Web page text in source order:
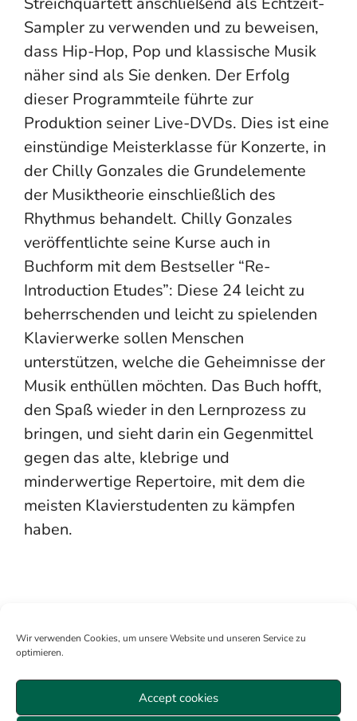
Wir verwenden Cookies, um unsere Website und unseren Service zu
optimieren.
Accept cookies
Sampler zu verwenden und zu beweisen,
dass Hip-Hop, Pop und klassische Musik
näher sind als Sie denken. Der Erfolg
dieser Programmteile führte zur
Produktion seiner Live-DVDs. Dies ist eine
einstündige Meisterklasse für Konzerte, in
der Chilly Gonzales die Grundelemente
der Musiktheorie einschließlich des
Rhythmus behandelt. Chilly Gonzales
veröffentlichte seine Kurse auch in
Buchform mit dem Bestseller “Re-
Introduction Etudes”: Diese 24 leicht zu
beherrschenden und leicht zu spielenden
Klavierwerke sollen Menschen
unterstützen, welche die Geheimnisse der
Musik enthüllen möchten. Das Buch hofft,
den Spaß wieder in den Lernprozess zu
bringen, und sieht darin ein Gegenmittel
gegen das alte, klebrige und
minderwertige Repertoire, mit dem die
meisten Klavierstudenten zu kämpfen
haben.
Mitglied werden Anmelden Über uns Sitemap